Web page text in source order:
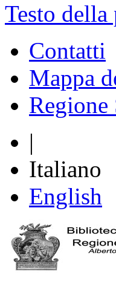
Testo della
Contatti
Mappa
|
Italiano
English